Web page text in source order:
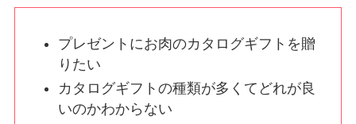
プレゼントにお肉のカタログギフトを贈
りたい
カタログギフトの種類が多くてどれが良
いのかわからない